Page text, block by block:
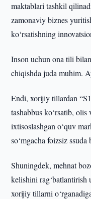
maktablari tashkil
zamonaviy biznes
ko‘rsatishning
Inson uchun ona tili
chiqishda juda muhim.
Endi, xorijiy tillardan
tashabbus ko‘rsatib,
ixtisoslashgan o‘quv
so‘mgacha foizsiz ssuda
Shuningdek, mehnat
kelishini rag‘batlantirish
xorijiy tillarni